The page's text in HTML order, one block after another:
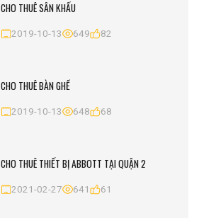
CHO THUÊ SÂN KHẤU
2019-10-13 649 82
CHO THUÊ BÀN GHẾ
2019-10-13 648 68
CHO THUÊ THIẾT BỊ ABBOTT TẠI QUẬN 2
2021-02-27 641 61